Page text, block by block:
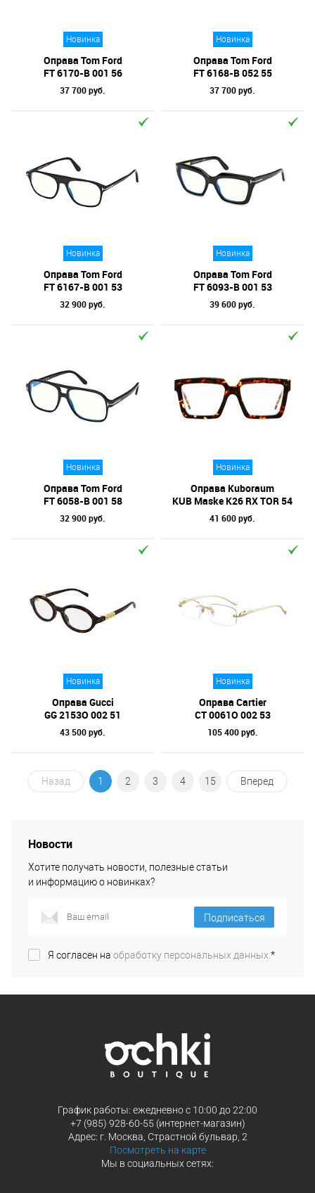
Новинка
Оправа Tom Ford
FT 6170-B 001 56
37 700 руб.
Новинка
Оправа Tom Ford
FT 6168-B 052 55
37 700 руб.
Новинка
Оправа Tom Ford
FT 6167-B 001 53
32 900 руб.
Новинка
Оправа Tom Ford
FT 6093-B 001 53
39 600 руб.
Новинка
Оправа Tom Ford
FT 6058-B 001 58
32 900 руб.
Новинка
Оправа Kuboraum
KUB Maske K26 RX TOR 54
41 600 руб.
Новинка
Оправа Gucci
GG 2153O 002 51
43 500 руб.
Новинка
Оправа Cartier
CT 0061O 002 53
105 400 руб.
Назад 1 2 3 4 15 Вперед
Новости
Хотите получать новости, полезные статьи
и информацию о новинках?
Подписаться
Я согласен на обработку персональных данных.*
График работы: ежедневно с 10:00 до 22:00
+7 (985) 928-60-55 (интернет-магазин)
Адрес: г. Москва, Страстной бульвар, 2
Посмотреть на карте
Мы в социальных сетях: